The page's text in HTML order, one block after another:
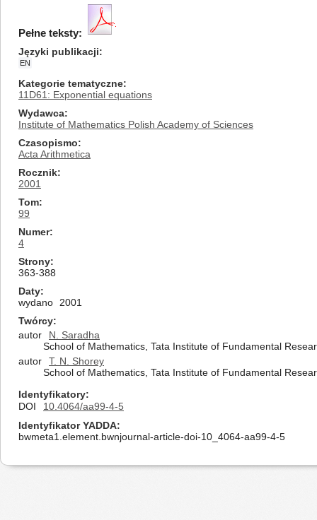
Pełne teksty:
Języki publikacji
EN
Kategorie tematyczne
11D61: Exponential equations
Wydawca
Institute of Mathematics Polish Academy of Sciences
Czasopismo
Acta Arithmetica
Rocznik
2001
Tom
99
Numer
4
Strony
363-388
Daty
wydano
2001
Twórcy
autor
N. Saradha
School of Mathematics, Tata Institute of Fundamental
autor
T. N. Shorey
School of Mathematics, Tata Institute of Fundamental
Identyfikatory
DOI
10.4064/aa99-4-5
Identyfikator YADDA
bwmeta1.element.bwnjournal-article-doi-10_4064-aa99-4-5